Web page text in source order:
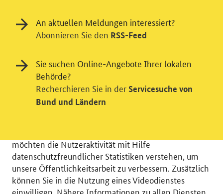
Einwilligung in Tracking und / oder
Videodienst
möchten die Nutzeraktivität mit Hilfe
datenschutzfreundlicher Statistiken verstehen, um
unsere Öffentlichkeitsarbeit zu verbessern. Zusätzlich
können Sie in die Nutzung eines Videodienstes
An aktuellen Meldungen interessiert?
Abonnieren Sie den RSS-Feed
Sie suchen Online-Angebote Ihrer lokalen
Behörde?
Recherchieren Sie in der Servicesuche von
Bund und Ländern